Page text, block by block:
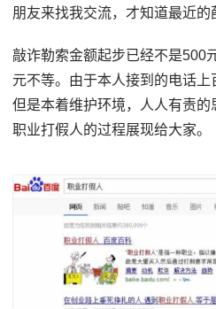
朋友来找我交流，才知道最近的
敲诈勒索金额起步已经不是500
元不等。由于本人接到的电话上
但是本着维护环境，人人有责
职业打假人的过程展现给大家。